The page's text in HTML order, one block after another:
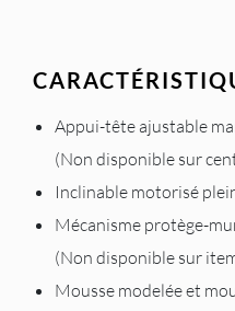
Appui-tête ajustable
(Non disponible sur
Inclinable motorisé
Mécanisme protège-
(Non disponible sur
Mousse modelée et